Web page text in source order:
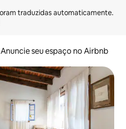
Anuncie seu espaço no Airbnb